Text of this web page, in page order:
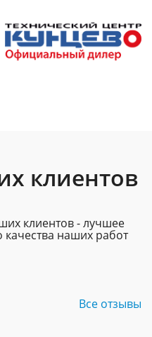
клиентов
клиентов - лучшее
наших работ
Все отзывы